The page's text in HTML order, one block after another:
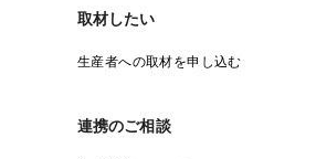
取材したい
生産者への取材を申し込む
連携のご相談